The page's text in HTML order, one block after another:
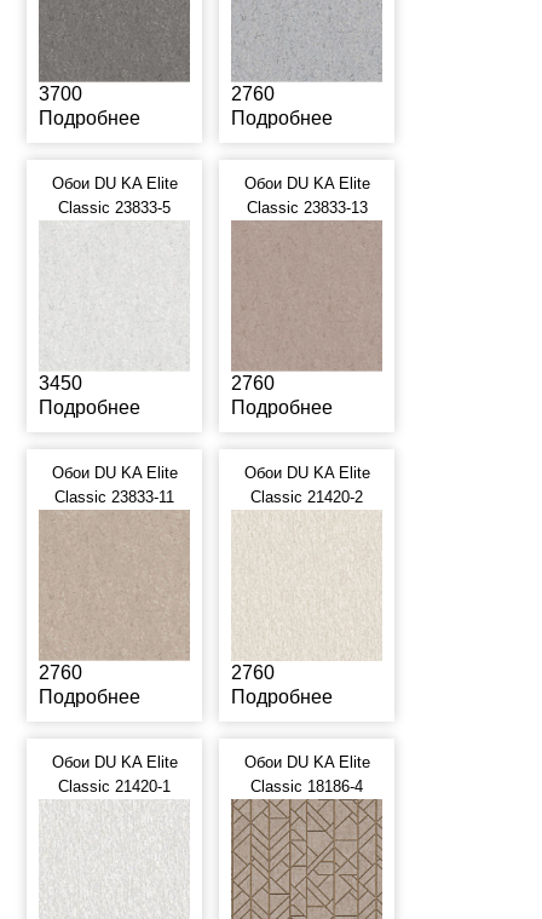
3700
Подробнее
2760
Подробнее
Обои DU KA Elite
Classic 23833-5
3450
Подробнее
Обои DU KA Elite
Classic 23833-13
2760
Подробнее
Обои DU KA Elite
Classic 23833-11
2760
Подробнее
Обои DU KA Elite
Classic 21420-2
2760
Подробнее
Обои DU KA Elite
Classic 21420-1
Обои DU KA Elite
Classic 18186-4